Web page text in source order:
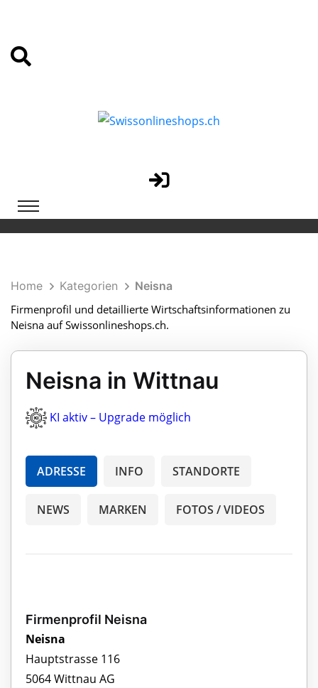
Home Kategorien
Neisna
Firmenprofil und detaillierte Wirtschaftsinformationen zu
Neisna auf Swissonlineshops.ch.
Neisna in Wittnau
KI aktiv – Upgrade möglich
ADRESSE INFO STANDORTE
NEWS MARKEN FOTOS / VIDEOS
Firmenprofil Neisna
Neisna
Hauptstrasse 116
5064 Wittnau AG